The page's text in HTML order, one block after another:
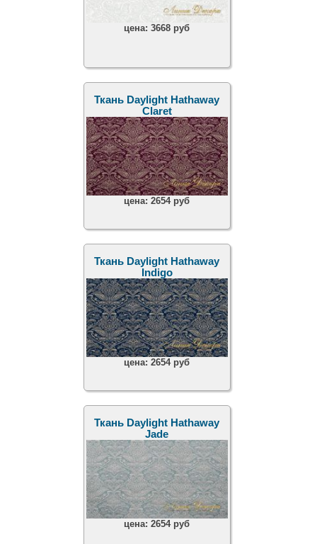
цена:3668 руб
Ткань Daylight Hathaway
Claret
цена:2654 руб
Ткань Daylight Hathaway
Indigo
цена:2654 руб
Ткань Daylight Hathaway
Jade
цена:2654 руб